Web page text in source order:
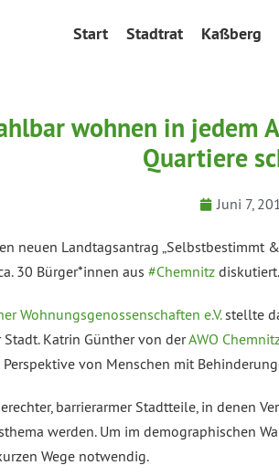
Start Stadtrat Kaßberg
wohnen in jedem
Quartiere
Juni 7,
neuen Landtagsantrag
30 Bürger*innen aus ‪#‎Chemnitz‬ diskutiert.
Wohnungsgenossenschaften e.V.stellte
Katrin Günther von derAWO
von Menschen mit
barrierarmer Stadtteile, in denen
werden. Um im demographischen
Wege notwendig.